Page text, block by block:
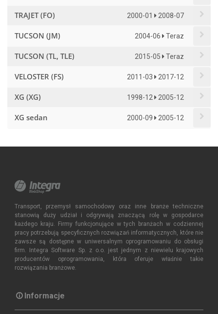
TRAJET (FO) 2000-01 2008-07
TUCSON (JM) 2004-06 Teraz
TUCSON (TL, TLE) 2015-05 Teraz
VELOSTER (FS) 2011-03 2017-12
XG (XG) 1998-12 2005-12
XG sedan 2000-09 2005-12
Transport, przemysł samochodowy oraz inne branże techniczne
stanowią duży udział i odgrywają znaczącą rolę w gospodarce
każdego kraju. Firmy funkcjonujące w tych branżach w codziennej
pracy potrzebują specyficznych rozwiązań informatycznych, które nie
zawsze są dostępne w uniwersalnym oprogramowaniu do obsługi
firm. Integra Software Sp. z o.o. jest jednym z niewielu krajowych
producentów oprogramowania, która oferuje właśnie takie
rozwiązania branżowe.
Informacje